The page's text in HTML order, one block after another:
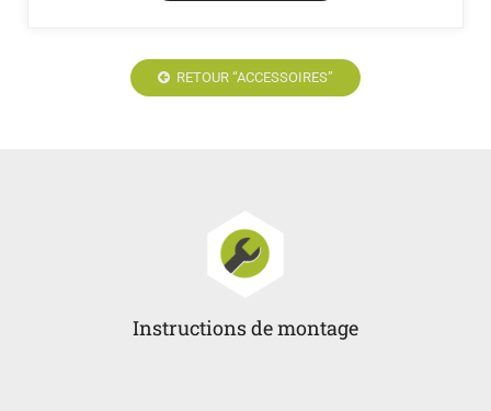
RETOUR “ACCESSOIRES”
Instructions de montage